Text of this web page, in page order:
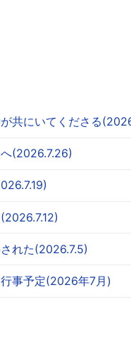
共にいてくださる
(2026.7.26)
れた(2026.7.5)
事予定(2026年7月)